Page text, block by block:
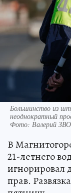
Большинство из
неоднократный
Фото: Валерий
В
21-летнего
игнорировал
прав.